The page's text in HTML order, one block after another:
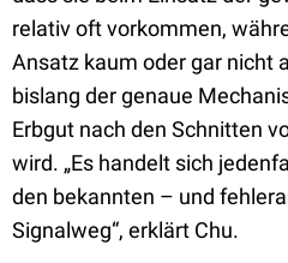
relativ oft vorkommen,
Ansatz kaum oder gar nicht
bislang der genaue
Erbgut nach den Schnitten
wird. „Es handelt sich
den bekannten – und
Signalweg“, erklärt Chu.